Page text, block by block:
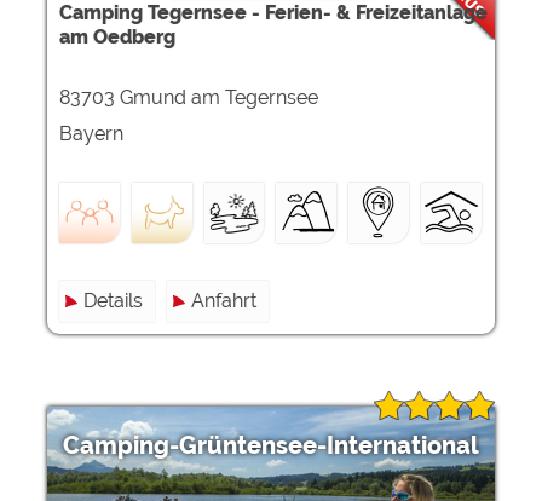
Camping Tegernsee - Ferien- & Freizeitanlage
am Oedberg
83703 Gmund am Tegernsee
Bayern
Details Anfahrt
Camping-Grüntensee-International